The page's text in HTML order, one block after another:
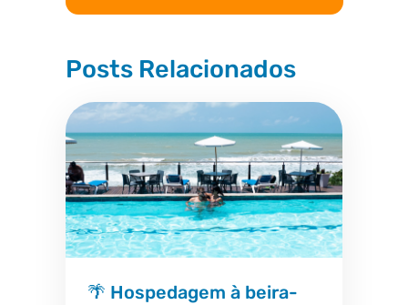
Posts Relacionados
🌴 Hospedagem à beira-